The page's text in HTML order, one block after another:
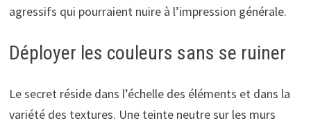
agressifs qui pourraient nuire à l’impression générale.
Déployer les couleurs sans se ruiner
Le secret réside dans l’échelle des éléments et dans la
variété des textures. Une teinte neutre sur les murs